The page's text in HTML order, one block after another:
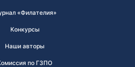
«Филателия»
Конкурсы
Наши авторы
по ГЗПО